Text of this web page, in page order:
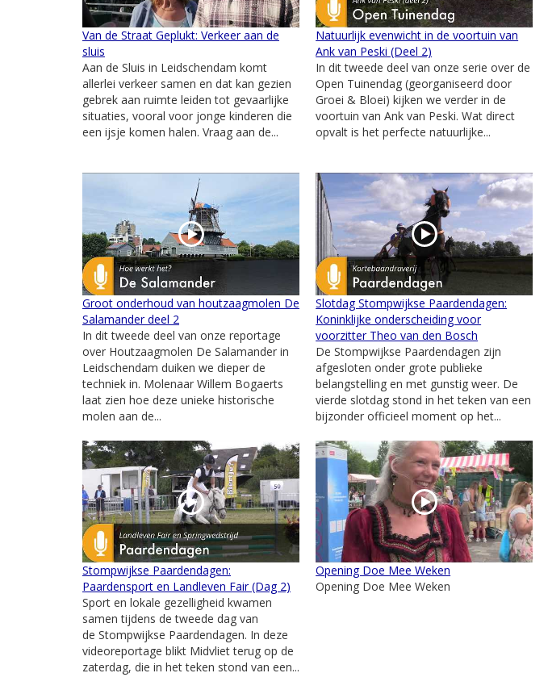
Van de Straat Geplukt: Verkeer aan de
sluis
Aan de Sluis in Leidschendam komt
allerlei verkeer samen en dat kan gezien
gebrek aan ruimte leiden tot gevaarlijke
situaties, vooral voor jonge kinderen die
een ijsje komen halen. Vraag aan de...
Natuurlijk evenwicht in de voortuin van
Ank van Peski (Deel 2)
In dit tweede deel van onze serie over de
Open Tuinendag (georganiseerd door
Groei & Bloei) kijken we verder in de
voortuin van Ank van Peski. Wat direct
opvalt is het perfecte natuurlijke...
Groot onderhoud van houtzaagmolen De
Salamander deel 2
In dit tweede deel van onze reportage
over Houtzaagmolen De Salamander in
Leidschendam duiken we dieper de
techniek in. Molenaar Willem Bogaerts
laat zien hoe deze unieke historische
molen aan de...
Slotdag Stompwijkse Paardendagen:
Koninklijke onderscheiding voor
voorzitter Theo van den Bosch
De Stompwijkse Paardendagen zijn
afgesloten onder grote publieke
belangstelling en met gunstig weer. De
vierde slotdag stond in het teken van een
bijzonder officieel moment op het...
Stompwijkse Paardendagen:
Paardensport en Landleven Fair (Dag 2)
Sport en lokale gezelligheid kwamen
samen tijdens de tweede dag van
de Stompwijkse Paardendagen. In deze
videoreportage blikt Midvliet terug op de
zaterdag, die in het teken stond van een...
Opening Doe Mee Weken
Opening Doe Mee Weken